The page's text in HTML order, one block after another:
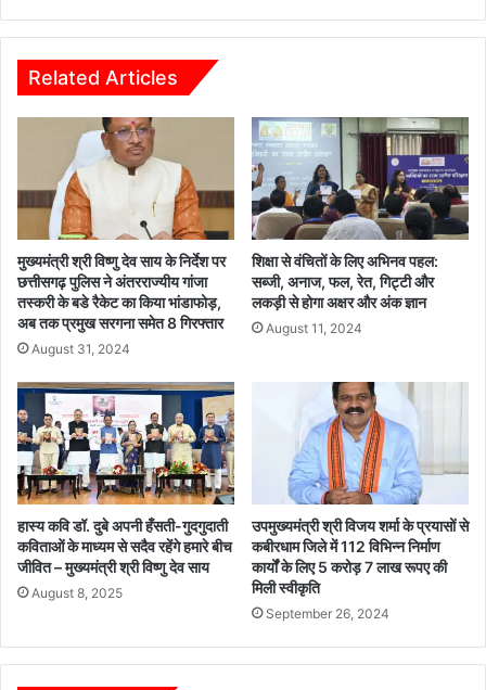
पा
र्मा
ण
णा
को
पै
रा
से
नि
त
पो
र्ट्रे
ट
भें
की
ग
ई
Related Articles
मुख्यमंत्री श्री विष्णु देव साय के निर्देश पर
छत्तीसगढ़ पुलिस ने अंतरराज्यीय गांजा
तस्करी के बडे रैकेट का किया भांडाफोड़,
अब तक प्रमुख सरगना समेत 8 गिरफ्तार
August 31, 2024
शिक्षा से वंचितों के लिए अभिनव पहल:
सब्जी, अनाज, फल, रेत, गिट्टी और
लकड़ी से होगा अक्षर और अंक ज्ञान
August 11, 2024
हास्य कवि डॉ. दुबे अपनी हँसती-गुदगुदाती
कविताओं के माध्यम से सदैव रहेंगे हमारे बीच
जीवित – मुख्यमंत्री श्री विष्णु देव साय
August 8, 2025
उपमुख्यमंत्री श्री विजय शर्मा के प्रयासों से
कबीरधाम जिले में 112 विभिन्न निर्माण
कार्यों के लिए 5 करोड़ 7 लाख रूपए की
मिली स्वीकृति
September 26, 2024